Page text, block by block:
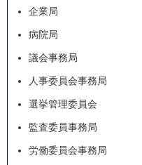
企業局
病院局
議会事務局
人事委員会事務局
選挙管理委員会
監査委員事務局
労働委員会事務局